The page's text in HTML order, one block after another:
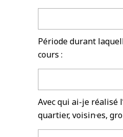
Période durant
cours :
Avec qui ai-je réalisé
quartier, voisin·es,